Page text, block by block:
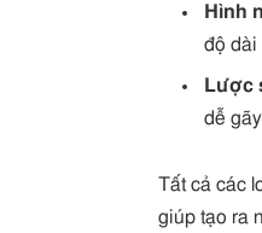
Hình
độ dài
Lược
dễ
Tất cả các
giúp tạo ra